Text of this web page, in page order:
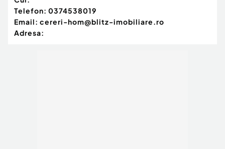
Telefon: 0374538019
Email: cereri-hom@blitz-imobiliare.ro
Adresa: